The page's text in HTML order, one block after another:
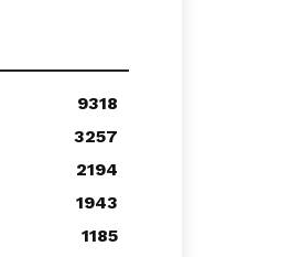
9318
3257
2194
1943
1185